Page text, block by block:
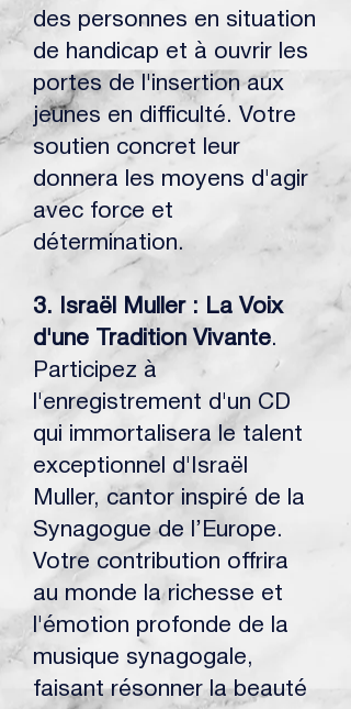
des personnes en situation
de handicap et à ouvrir les
portes de l'insertion aux
jeunes en difficulté. Votre
soutien concret leur
donnera les moyens d'agir
avec force et
détermination.
3. Israël Muller : La Voix
d'une Tradition Vivante.
Participez à
l'enregistrement d'un CD
qui immortalisera le talent
exceptionnel d'Israël
Muller, cantor inspiré de la
Synagogue de l’Europe.
Votre contribution offrira
au monde la richesse et
l'émotion profonde de la
musique synagogale,
faisant résonner la beauté